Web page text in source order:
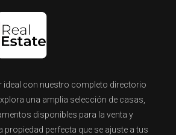
ideal con nuestro completo directorio
una amplia selección de casas,
disponibles para la venta y
propiedad perfecta que se ajuste a tus